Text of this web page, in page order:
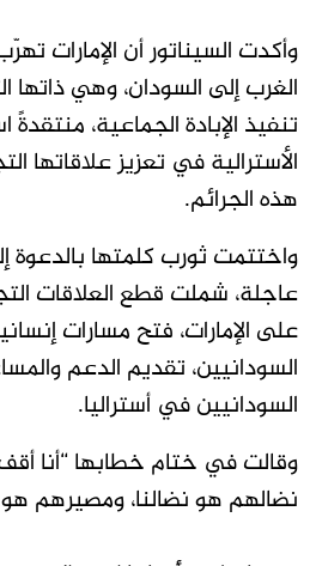
وأكدت السيناتور أن الإمارات
الغرب إلى السودان، وهي
تنفيذ الإبادة الجماعية، منتقدةً
الأسترالية في تعزيز علاقاتها
هذه الجرائم.
واختتمت ثورب كلمتها بالدعوة
عاجلة، شملت قطع العلاقات
على الإمارات، فتح مسارات
السودانيين، تقديم الدعم
السودانيين في أستراليا.
وقالت في ختام خطابها “أنا
نضالهم هو نضالنا، ومصيرهم